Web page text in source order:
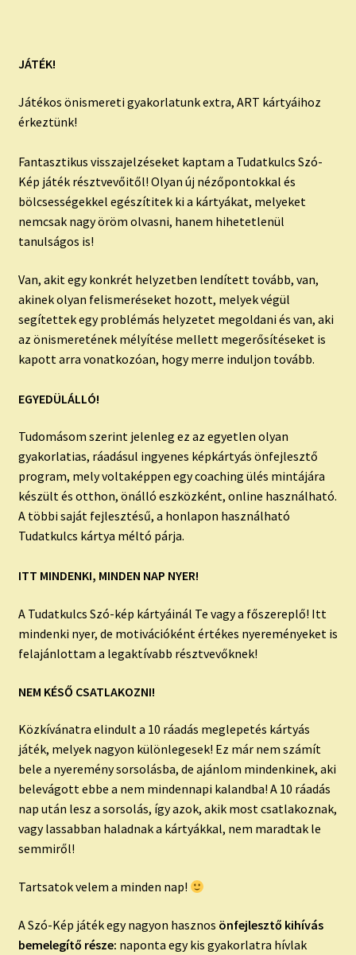
JÁTÉK!
Játékos önismereti gyakorlatunk extra, ART kártyáihoz
érkeztünk!
Fantasztikus visszajelzéseket kaptam a Tudatkulcs Szó-
Kép játék résztvevőitől! Olyan új nézőpontokkal és
bölcsességekkel egészítitek ki a kártyákat, melyeket
nemcsak nagy öröm olvasni, hanem hihetetlenül
tanulságos is!
Van, akit egy konkrét helyzetben lendített tovább, van,
akinek olyan felismeréseket hozott, melyek végül
segítettek egy problémás helyzetet megoldani és van, aki
az önismeretének mélyítése mellett megerősítéseket is
kapott arra vonatkozóan, hogy merre induljon tovább.
EGYEDÜLÁLLÓ!
Tudomásom szerint jelenleg ez az egyetlen olyan
gyakorlatias, ráadásul ingyenes képkártyás önfejlesztő
program, mely voltaképpen egy coaching ülés mintájára
készült és otthon, önálló eszközként, online használható.
A többi saját fejlesztésű, a honlapon használható
Tudatkulcs kártya méltó párja.
ITT MINDENKI, MINDEN NAP NYER!
A Tudatkulcs Szó-kép kártyáinál Te vagy a főszereplő! Itt
mindenki nyer, de motivációként értékes nyereményeket is
felajánlottam a legaktívabb résztvevőknek!
NEM KÉSŐ CSATLAKOZNI!
Közkívánatra elindult a 10 ráadás meglepetés kártyás
játék, melyek nagyon különlegesek! Ez már nem számít
bele a nyeremény sorsolásba, de ajánlom mindenkinek, aki
belevágott ebbe a nem mindennapi kalandba! A 10 ráadás
nap után lesz a sorsolás, így azok, akik most csatlakoznak,
vagy lassabban haladnak a kártyákkal, nem maradtak le
semmiről!
Tartsatok velem a minden nap!
A Szó-Kép játék egy nagyon hasznos önfejlesztő kihívás
bemelegítő része: naponta egy kis gyakorlatra hívlak